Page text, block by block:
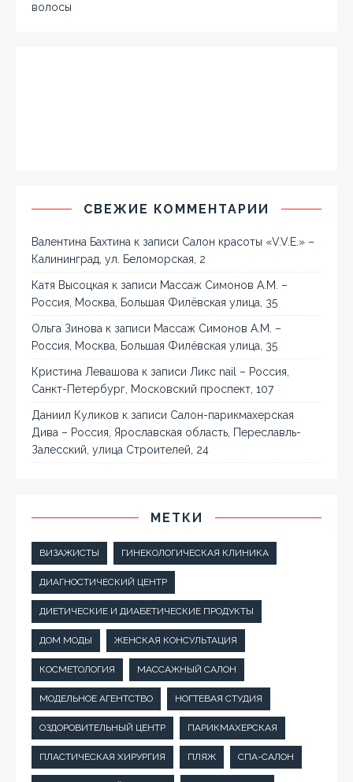
волосы
СВЕЖИЕ КОММЕНТАРИИ
Валентина Бахтина к записи Салон красоты «V.V.E.» –
Калининград, ул. Беломорская, 2
Катя Высоцкая к записи Массаж Симонов А.М. –
Россия, Москва, Большая Филёвская улица, 35
Ольга Зинова к записи Массаж Симонов А.М. –
Россия, Москва, Большая Филёвская улица, 35
Кристина Левашова к записи Ликс nail – Россия,
Санкт-Петербург, Московский проспект, 107
Даниил Куликов к записи Салон-парикмахерская
Дива – Россия, Ярославская область, Переславль-
Залесский, улица Строителей, 24
МЕТКИ
ВИЗАЖИСТЫ ГИНЕКОЛОГИЧЕСКАЯ КЛИНИКА
ДИАГНОСТИЧЕСКИЙ ЦЕНТР
ДИЕТИЧЕСКИЕ И ДИАБЕТИЧЕСКИЕ ПРОДУКТЫ
ДОМ МОДЫ ЖЕНСКАЯ КОНСУЛЬТАЦИЯ
КОСМЕТОЛОГИЯ МАССАЖНЫЙ САЛОН
МОДЕЛЬНОЕ АГЕНТСТВО НОГТЕВАЯ СТУДИЯ
ОЗДОРОВИТЕЛЬНЫЙ ЦЕНТР ПАРИКМАХЕРСКАЯ
ПЛАСТИЧЕСКАЯ ХИРУРГИЯ ПЛЯЖ СПА-САЛОН